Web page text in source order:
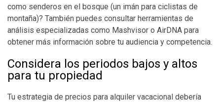
como senderos en el bosque (un imán para ciclistas de
montaña)? También puedes consultar herramientas de
análisis especializadas como Mashvisor o AirDNA para
obtener más información sobre tu audiencia y competencia.
Considera los periodos bajos y altos
para tu propiedad
Tu estrategia de precios para alquiler vacacional debería